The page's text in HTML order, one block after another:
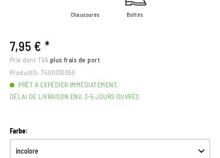
Chaussures Bottes
7,95 € *
Prix dont TVA plus frais de port
ProduitID: 74101010050
PRÊT À EXPÉDIER IMMÉDIATEMENT,
DÉLAI DE LIVRAISON ENV. 3-5 JOURS OUVRÉS
Farbe: